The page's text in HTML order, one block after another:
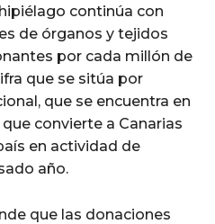
continúa con
de órganos y tejidos
por cada millón de
que se sitúa por
que se encuentra en
convierte a Canarias
en actividad de
año.
que las donaciones